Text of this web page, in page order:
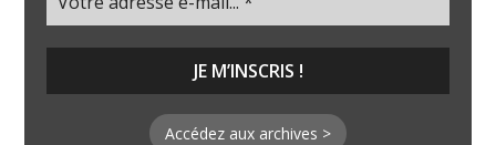
Accédez aux archives >